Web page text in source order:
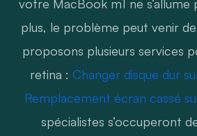
votre MacBook m1 ne s’allume
plus, le problème peut venir
proposons plusieurs services
retina : Changer disque dur
Remplacement écran cassé
spécialistes s’occuperont